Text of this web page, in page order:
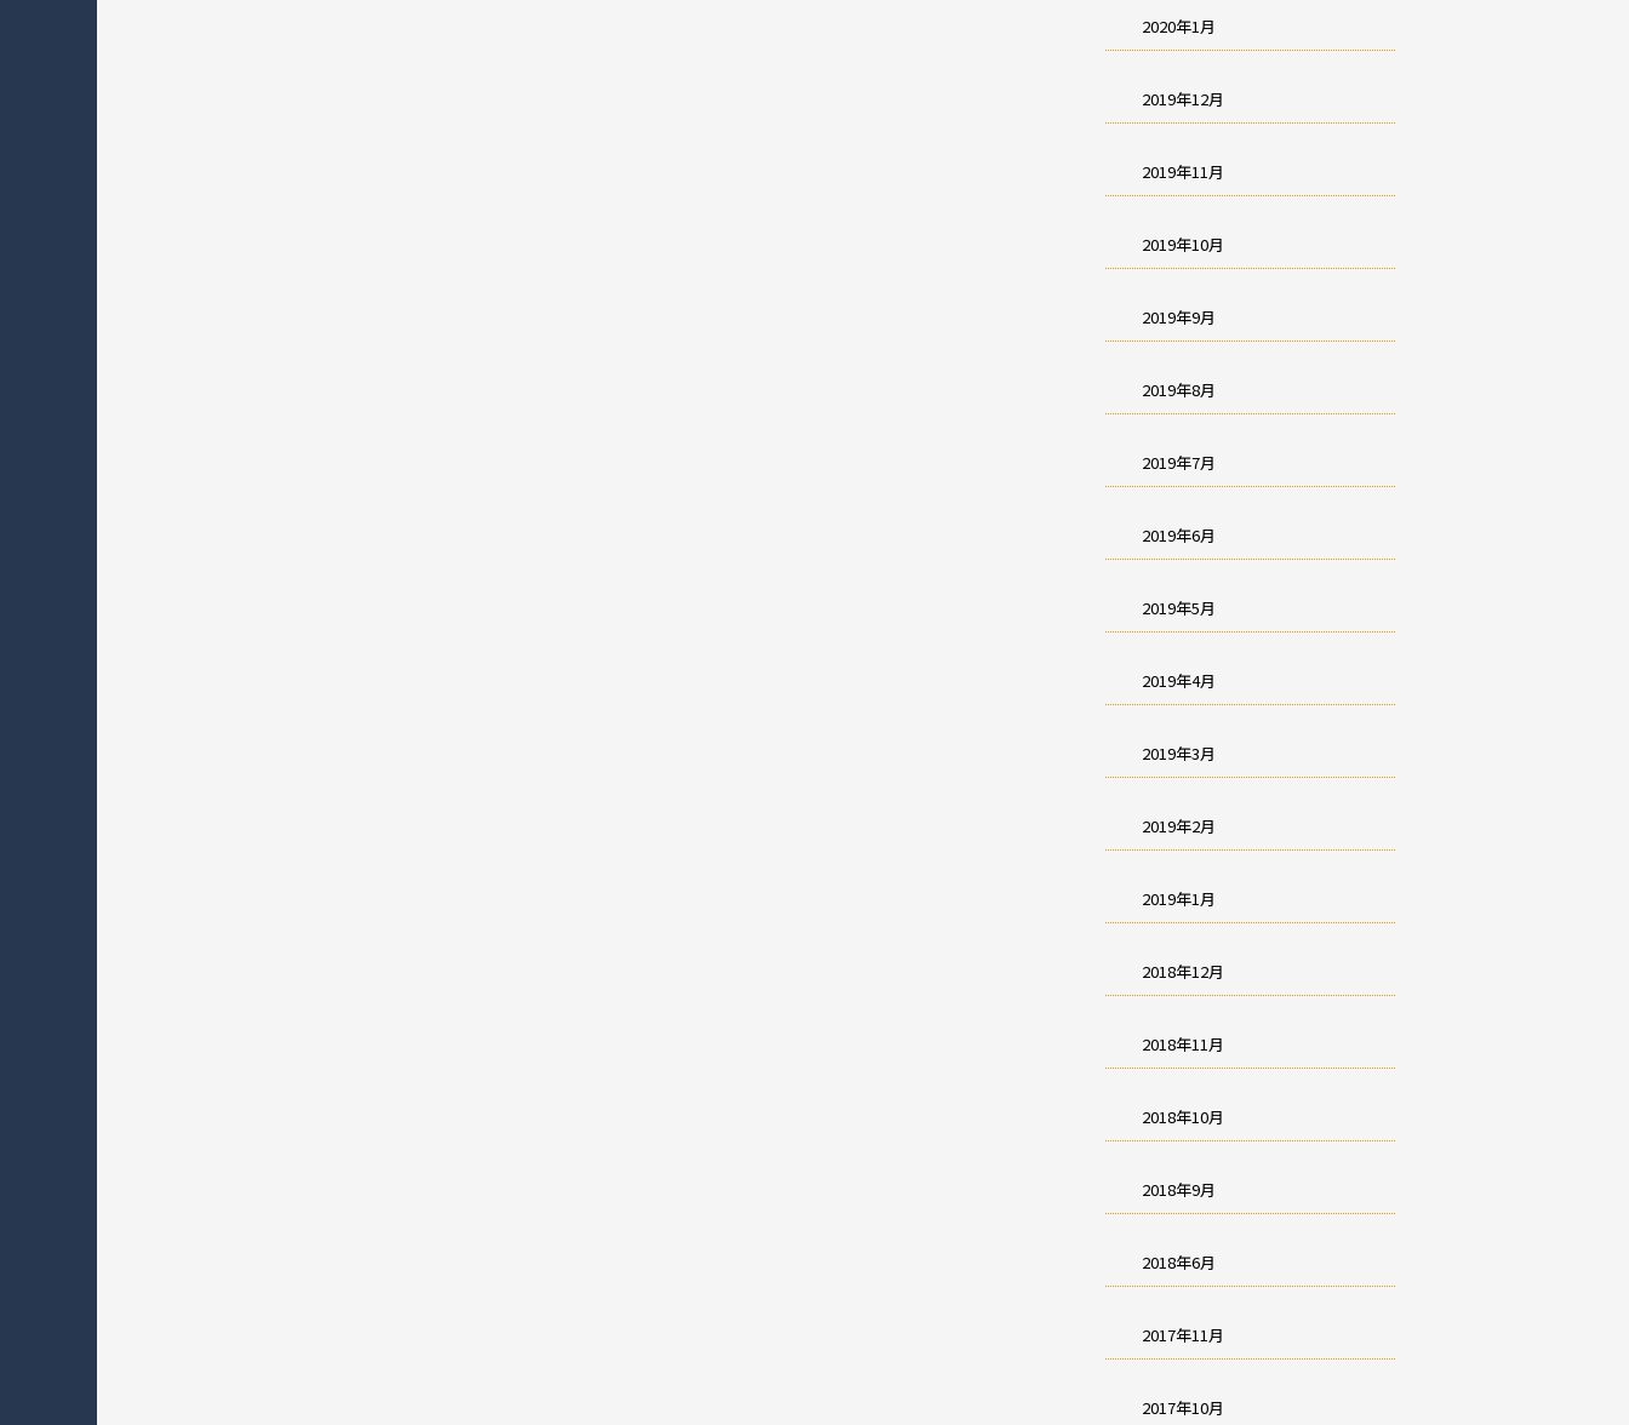
2020年1月
2019年12月
2019年11月
2019年10月
2019年9月
2019年8月
2019年7月
2019年6月
2019年5月
2019年4月
2019年3月
2019年2月
2019年1月
2018年12月
2018年11月
2018年10月
2018年9月
2018年6月
2017年11月
2017年10月